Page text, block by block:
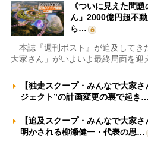
《ついに見えた問
ん」2000億円超不
ら…
本誌『週刊ポスト』が追及してき
大家さん」がいよいよ最終局面を迎
【独走スクープ・みんなで大家
ジェクト”の計画変更の裏で起き…
【追及スクープ・みんなで大家
明かされる柳瀬健一・代表の思…